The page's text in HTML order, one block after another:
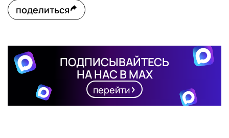
поделиться
ПОДПИСЫВАЙТЕСЬ
НА НАС В MAX
перейти